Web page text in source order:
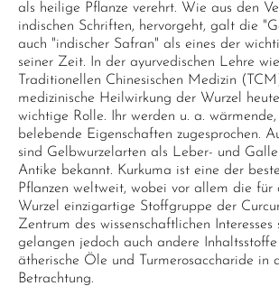
als heilige Pflanze verehrt. Wie aus den
indischen Schriften, hervorgeht, galt die
auch "indischer Safran" als eines der
seiner Zeit. In der ayurvedischen Lehre
Traditionellen Chinesischen Medizin
medizinische Heilwirkung der Wurzel
wichtige Rolle. Ihr werden u. a.
belebende Eigenschaften zugesprochen.
sind Gelbwurzelarten als Leber- und
Antike bekannt. Kurkuma ist eine der
Pflanzen weltweit, wobei vor allem die für
Wurzel einzigartige Stoffgruppe der
Zentrum des wissenschaftlichen Interesses
gelangen jedoch auch andere
ätherische Öle und Turmerosaccharide in
Betrachtung.